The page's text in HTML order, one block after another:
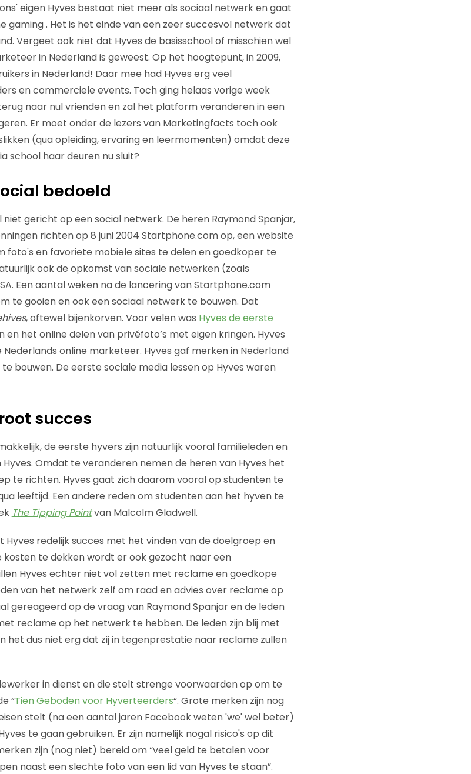
eigen Hyves bestaat niet meer als sociaal netwerk en gaat
gaming . Het is het einde van een zeer succesvol netwerk dat
Vergeet ook niet dat Hyves de basisschool of misschien wel
in Nederland is geweest. Op het hoogtepunt, in 2009,
in Nederland! Daar mee had Hyves erg veel
en commerciele events. Toch ging helaas vorige week
naar nul vrienden en zal het platform veranderen in een
Er moet onder de lezers van Marketingfacts toch ook
(qua opleiding, ervaring en leermomenten) omdat deze
school haar deuren nu sluit?
bedoeld
gericht op een social netwerk. De heren Raymond Spanjar,
richten op 8 juni 2004 Startphone.com op, een website
foto's en favoriete mobiele sites te delen en goedkoper te
ook de opkomst van sociale netwerken (zoals
Een aantal weken na de lancering van Startphone.com
te gooien en ook een sociaal netwerk te bouwen. Dat
, oftewel bijenkorven. Voor velen was Hyves de eerste
het online delen van privéfoto’s met eigen kringen. Hyves
online marketeer. Hyves gaf merken in Nederland
bouwen. De eerste sociale media lessen op Hyves waren
succes
de eerste hyvers zijn natuurlijk vooral familieleden en
Omdat te veranderen nemen de heren van Hyves het
te richten. Hyves gaat zich daarom vooral op studenten te
leeftijd. Een andere reden om studenten aan het hyven te
The Tipping Pointvan Malcolm Gladwell.
redelijk succes met het vinden van de doelgroep en
kosten te dekken wordt er ook gezocht naar een
Hyves echter niet vol zetten met reclame en goedkope
van het netwerk zelf om raad en advies over reclame op
gereageerd op de vraag van Raymond Spanjar en de leden
reclame op het netwerk te hebben. De leden zijn blij met
het dus niet erg dat zij in tegenprestatie naar reclame zullen
in dienst en die stelt strenge voorwaarden op om te
“Tien Geboden voor Hyverteerders“. Grote merken zijn nog
stelt (na een aantal jaren Facebook weten 'we' wel beter)
te gaan gebruiken. Er zijn namelijk nogal risico's op dit
zijn (nog niet) bereid om “veel geld te betalen voor
naast een slechte foto van een lid van Hyves te staan”.